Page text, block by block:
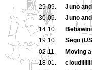
29.09.
Juno
30.09.
Juno
14.10.
19.10.
Sego
02.11.
Moving
18.01.